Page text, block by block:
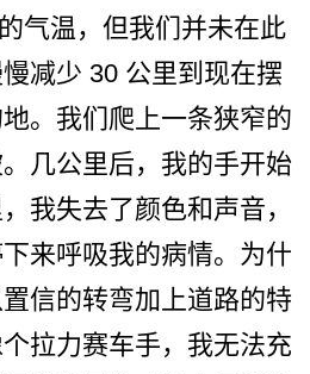
气温，但我们并未在此
减少 30 公里到现在摆
。我们爬上一条狭窄的
几公里­后，我的手开始
我失去了颜色和声­音，
来呼吸我的病情。为什
信的转弯加上道路的特
拉力赛车手，我无法充